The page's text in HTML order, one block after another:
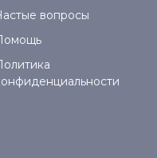
вопросы